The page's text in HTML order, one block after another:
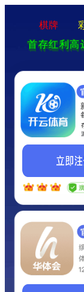
棋牌
首存红利高